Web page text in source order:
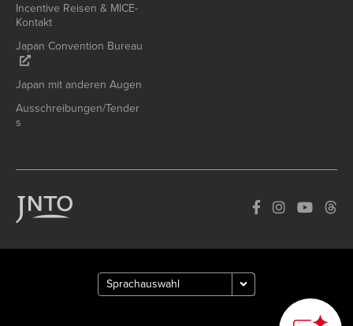
Incentive Reisen & MICE-
Kontakt
Japan Convention Bureau
Japan mit anderen Augen
Ausschreibungen/Tender
s